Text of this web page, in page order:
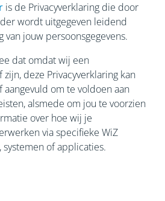
is de Privacyverklaring die door
wordt uitgegeven leidend
jouw persoonsgegevens.
dat omdat wij een
deze Privacyverklaring kan
om te voldoen aan
alsmede om jou te voorzien
over hoe wij je
via specifieke WiZ
of applicaties.